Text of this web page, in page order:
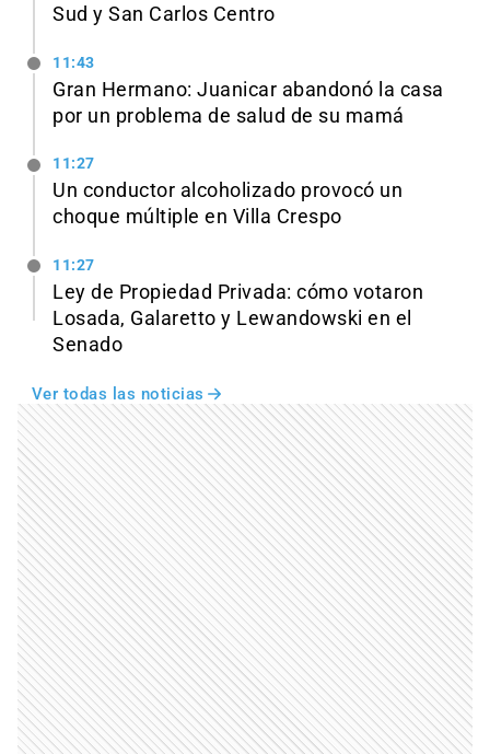
Sud y San Carlos Centro
11:43
Gran Hermano: Juanicar abandonó la casa
por un problema de salud de su mamá
11:27
Un conductor alcoholizado provocó un
choque múltiple en Villa Crespo
11:27
Ley de Propiedad Privada: cómo votaron
Losada, Galaretto y Lewandowski en el
Senado
Ver todas las noticias